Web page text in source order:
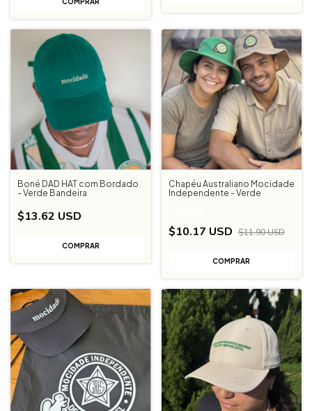
Boné DAD HAT com Bordado
- Verde Bandeira
$13.62 USD
Chapéu Australiano Mocidade
Independente - Verde
$10.17 USD $11.90 USD